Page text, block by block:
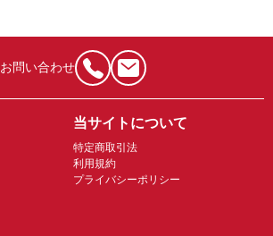
お問い合わせ
当サイトについて
特定商取引法
利用規約
プライバシーポリシー